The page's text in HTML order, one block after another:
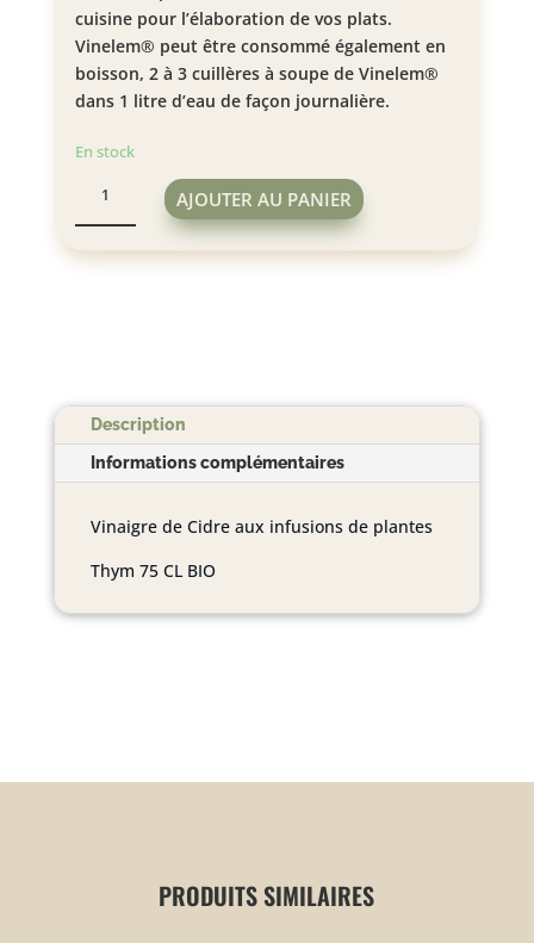
cuisine pour l’élaboration de vos plats.
Vinelem® peut être consommé également en
boisson, 2 à 3 cuillères à soupe de Vinelem®
dans 1 litre d’eau de façon journalière.
En stock
Vinaigre
de
BIO
AJOUTER AU PANIER
Description
Informations complémentaires
Vinaigre de Cidre aux infusions de plantes
Thym 75 CL BIO
PRODUITS SIMILAIRES